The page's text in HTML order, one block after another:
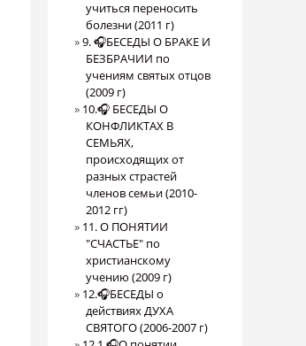
учиться переносить
болезни (2011 г)
9. 🎧БЕСЕДЫ О БРАКЕ И
БЕЗБРАЧИИ по
учениям святых отцов
(2009 г)
10.🎧 БЕСЕДЫ О
КОНФЛИКТАХ В
СЕМЬЯХ,
происходящих от
разных страстей
членов семьи (2010-
2012 гг)
11. О ПОНЯТИИ
"СЧАСТЬЕ" по
христианскому
учению (2009 г)
12.🎧БЕСЕДЫ о
действиях ДУХА
СВЯТОГО (2006-2007 г)